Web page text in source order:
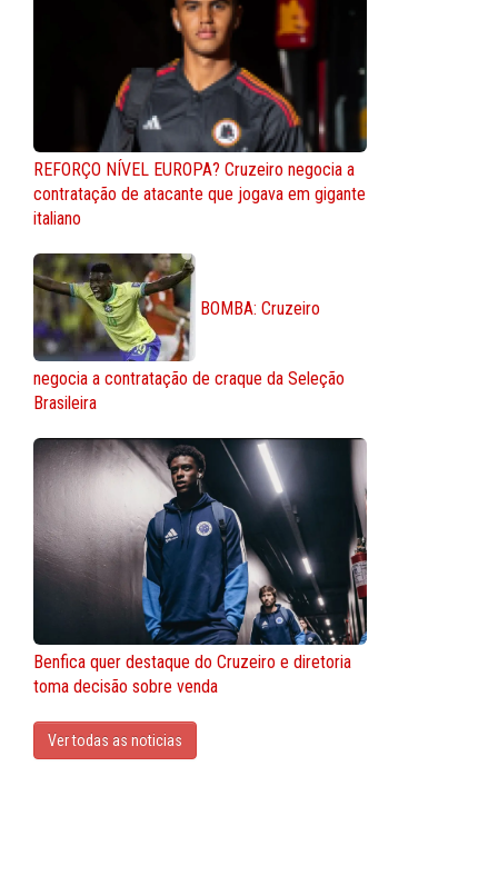
REFORÇO NÍVEL EUROPA? Cruzeiro negocia a
contratação de atacante que jogava em gigante
italiano
BOMBA: Cruzeiro
negocia a contratação de craque da Seleção
Brasileira
Benfica quer destaque do Cruzeiro e diretoria
toma decisão sobre venda
Ver todas as noticias